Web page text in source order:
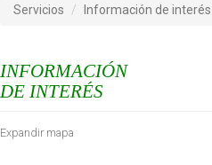
Servicios Información de interés
INFORMACIÓN
DE INTERÉS
Expandir mapa